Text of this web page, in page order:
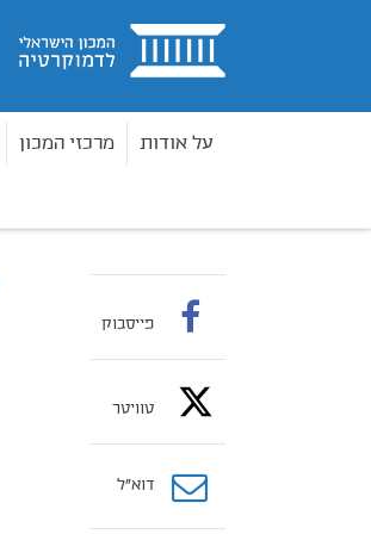
בית
על אודות מרכזי המכון
פייסבוק
טוויטר
דוא”ל